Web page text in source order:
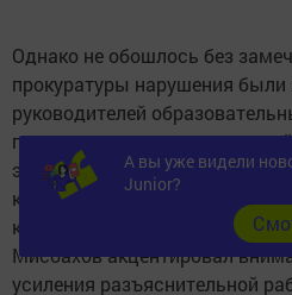
Однако не обошлось без
прокуратуры нарушения
руководителей
привлечены к
этом профилактика ведется
комиссию поступило уже 17
конфликтах интересов.
Мисбахов акцентировал
усиления разъяснительной
А вы уже видели
Junior?